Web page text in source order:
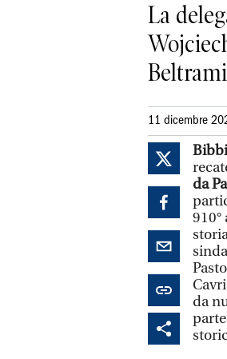
La
11 dicembre
da
da